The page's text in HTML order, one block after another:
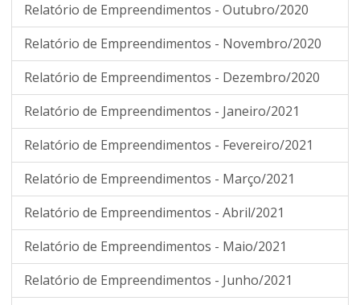
Relatório de Empreendimentos - Outubro/2020
Relatório de Empreendimentos - Novembro/2020
Relatório de Empreendimentos - Dezembro/2020
Relatório de Empreendimentos - Janeiro/2021
Relatório de Empreendimentos - Fevereiro/2021
Relatório de Empreendimentos - Março/2021
Relatório de Empreendimentos - Abril/2021
Relatório de Empreendimentos - Maio/2021
Relatório de Empreendimentos - Junho/2021